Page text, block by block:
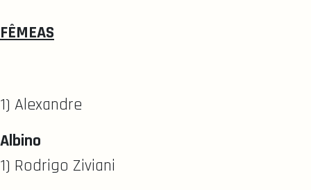
FÊMEAS
1) Alexandre
Albino
1) Rodrigo Ziviani